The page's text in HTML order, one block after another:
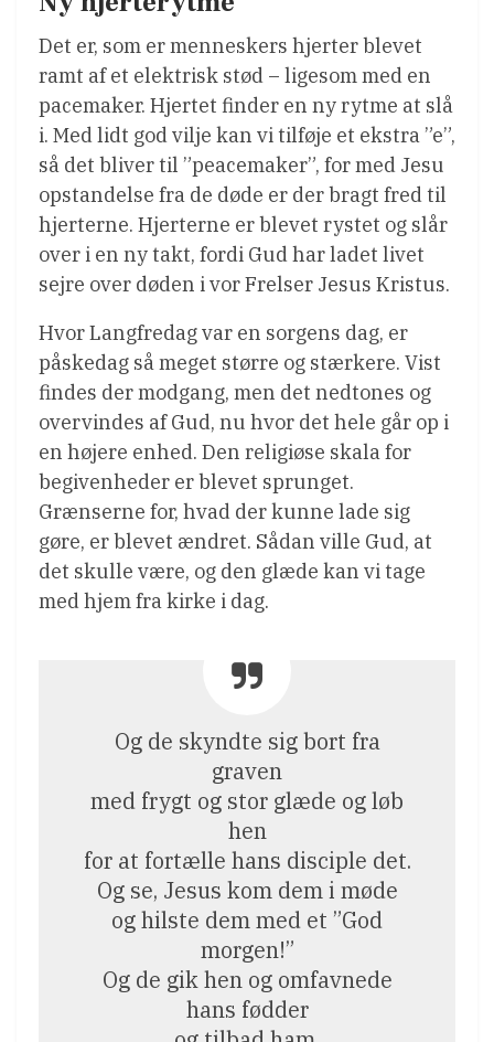
Det er, som er menneskers hjerter blevet
ramt af et elektrisk stød – ligesom med en
pacemaker. Hjertet finder en ny rytme at slå
i. Med lidt god vilje kan vi tilføje et ekstra ”e”,
så det bliver til ”peacemaker”, for med Jesu
opstandelse fra de døde er der bragt fred til
hjerterne. Hjerterne er blevet rystet og slår
over i en ny takt, fordi Gud har ladet livet
sejre over døden i vor Frelser Jesus Kristus.
Hvor Langfredag var en sorgens dag, er
påskedag så meget større og stærkere. Vist
findes der modgang, men det nedtones og
overvindes af Gud, nu hvor det hele går op i
en højere enhed. Den religiøse skala for
begivenheder er blevet sprunget.
Grænserne for, hvad der kunne lade sig
gøre, er blevet ændret. Sådan ville Gud, at
det skulle være, og den glæde kan vi tage
med hjem fra kirke i dag.
Og de skyndte sig bort fra
graven
med frygt og stor glæde og løb
hen
for at fortælle hans disciple det.
Og se, Jesus kom dem i møde
og hilste dem med et ”God
morgen!”
Og de gik hen og omfavnede
hans fødder